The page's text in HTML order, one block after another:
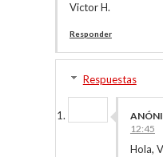
Victor H.
Responder
Respuestas
12:45
Hola,